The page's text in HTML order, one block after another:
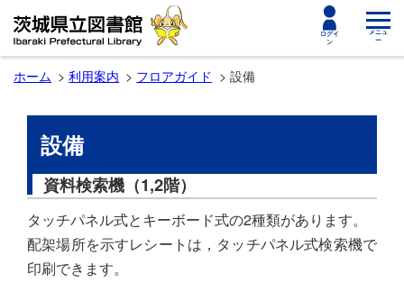
ログイ
ン
toggle
メニュ
ー
ホーム 利用案内 フロアガイド 設備
設備
資料検索機（1,2階）
タッチパネル式とキーボード式の2種類があります。
配架場所を示すレシートは，タッチパネル式検索機で
印刷できます。